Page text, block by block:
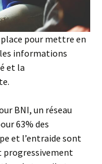
pour mettre en
informations
et la
BNI, un réseau
63% des
et l’entraide sont
progressivement